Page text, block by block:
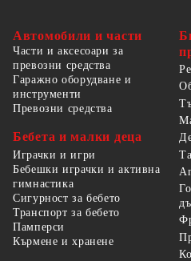
Автомобили и части
Части и аксесоари за
превозни средства
Гаражно оборудване и
инструменти
Превозни средства
Бебета и малки деца
Играчки и игри
Бебешки играчки и активна
гимнастика
Сигурност за бебето
Транспорт за бебето
Памперси
Кърмене и хранене